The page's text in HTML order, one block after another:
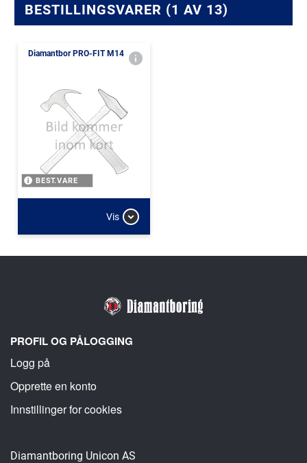
BESTILLINGSVARER (1 AV 13)
Diamantbor PRO-FIT M14
BEST.VARE
Vis
PROFIL OG PÅLOGGING
Logg på
Opprette en konto
Innstillinger for cookies
Diamantboring Unicon AS